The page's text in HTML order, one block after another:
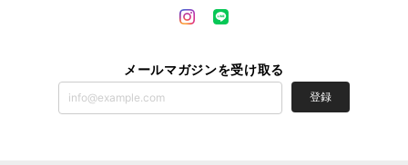
メールマガジンを受け取る
登録